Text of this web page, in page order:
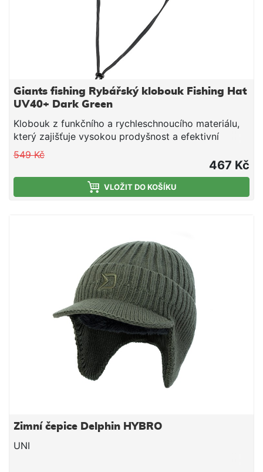
Giants fishing Rybářský klobouk Fishing Hat
UV40+ Dark Green
Klobouk z funkčního a rychleschnoucího materiálu,
který zajišťuje vysokou prodyšnost a efektivní
odvod potu, zároveň díky svému vysokému stupni
ochrany před UV zářením UV40+ je ideálním
společníkem a ochráncem před slunečními paprsky.
Klobouk s univerzálním použitím pro různé aktivity.
Rybaření, rybaření z lodi, turistika, kayaking,
komfort, nadčasový design, funkcionalitu a
jednoduchou údržbu. Specifikace: 100%
polyesterový vršek 100% polyesterová podšívka
rychleschnoucí materiál ochrana proti UV záření
UV40+ odnímatelný zadní panel šňůrka na stažení
ventilační mřížka ve vrchní části pro rychlý odvod
vlhkosti síťovaná podšívka v čelové části pro snížení
pocení decentní logo značky Péče o výrobek:- prát
na 30°C (max do 40°C)- nebělit- nesušit v sušičce-
žehlit pouze z vnitřní strany- nežehlit potisky a
výšivky- nečistit chemicky- prát s podobnými
barvami- nepoužívat aviváž- používat pouze jemný
549 Kč
467 Kč
VLOŽIT DO KOŠÍKU
Zimní čepice Delphin HYBRO
UNI